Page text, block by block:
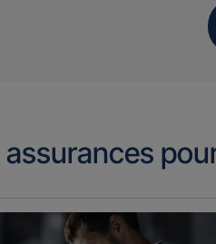
assurances